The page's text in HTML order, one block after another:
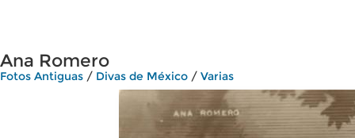
Ana Romero
Fotos Antiguas / Divas de México / Varias